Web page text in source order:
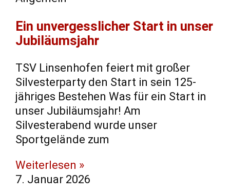
Ein unvergesslicher Start in unser
Jubiläumsjahr
TSV Linsenhofen feiert mit großer
Silvesterparty den Start in sein 125-
jähriges Bestehen Was für ein Start in
unser Jubiläumsjahr! Am
Silvesterabend wurde unser
Sportgelände zum
Weiterlesen »
7. Januar 2026